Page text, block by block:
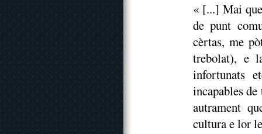
« [...] Mai
de punt
cèrtas, me
trebolat), e
infortunats
incapables
autrament
cultura e lor